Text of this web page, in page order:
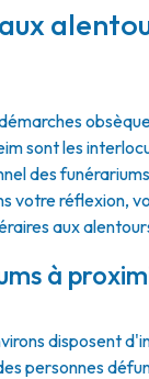
sont les
des
votre réflexion,
aux
à
disposent
personnes